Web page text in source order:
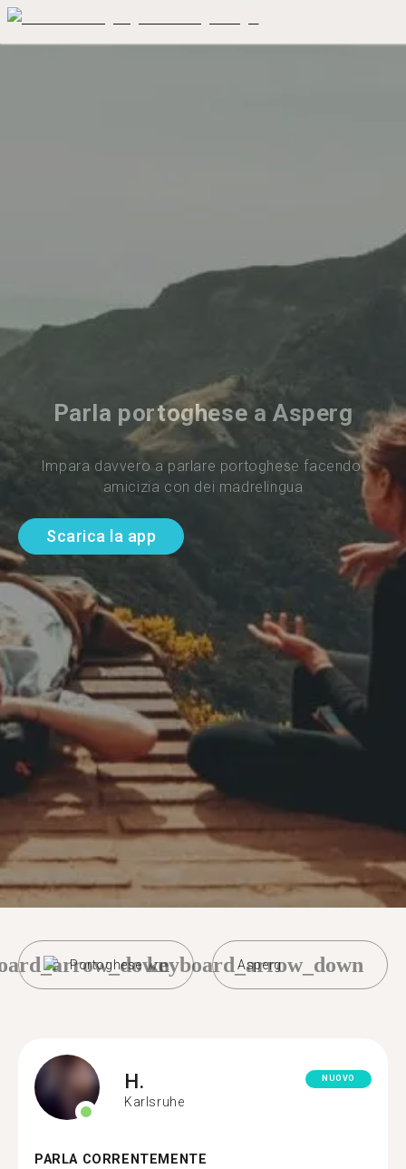
Parla portoghese a Asperg
Impara davvero a parlare portoghese facendo
amicizia con dei madrelingua
Scarica la app
Portoghese Asperg
keyboard_arrow_down
H.
Karlsruhe
NUOVO
PARLA CORRENTEMENTE